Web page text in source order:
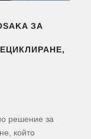
ЗА
решение за
който